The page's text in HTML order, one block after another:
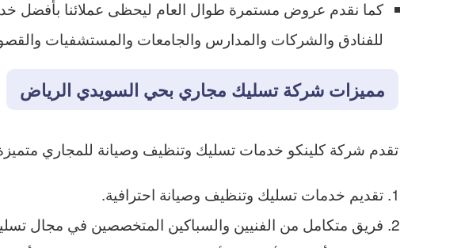
كما نقدم عروض مستمرة طوال العام ليحظى عملائنا بأفضل
للفنادق والشركات والمدارس والجامعات والمستشفيات
مميزات شركة تسليك مجاري بحي السويدي الرياض
تقدم شركة كلينكو خدمات تسليك وتنظيف وصيانة للمجاري
تقديم خدمات تسليك وتنظيف وصيانة احترافية.
فريق متكامل من الفنيين والسباكين المتخصصين في مجال